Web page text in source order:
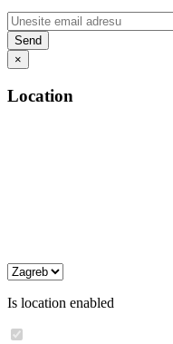
×
Location
Is location enabled